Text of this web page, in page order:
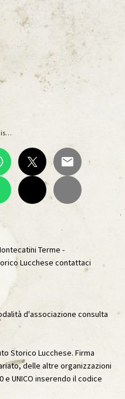
“C. Lorenzini”
“C. Lorenzini”
Terme -
Lucchese contattaci
d'associazione consulta
Storico Lucchese. Firma
delle altre organizzazioni
UNICO inserendo il codice